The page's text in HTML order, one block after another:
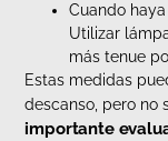
Cuando
Utilizar
más tenue
Estas medidas
descanso, pero no
importante